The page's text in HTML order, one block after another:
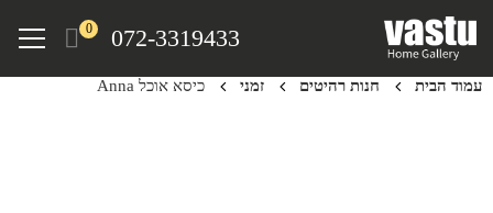
072-3319433
0
Menu
עמוד הבית חנות רהיטים זמני כיסא אוכל Anna